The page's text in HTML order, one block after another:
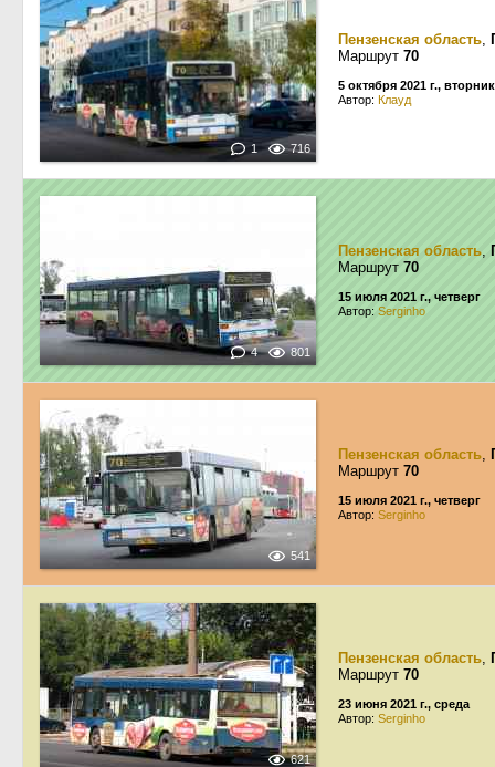
1 716
Пензенская область,
Маршрут 70
5 октября 2021 г., вторник
Автор: Клауд
4 801
Пензенская область,
Маршрут 70
15 июля 2021 г., четверг
Автор: Serginho
541
Пензенская область,
Маршрут 70
15 июля 2021 г., четверг
Автор: Serginho
621
Пензенская область,
Маршрут 70
23 июня 2021 г., среда
Автор: Serginho